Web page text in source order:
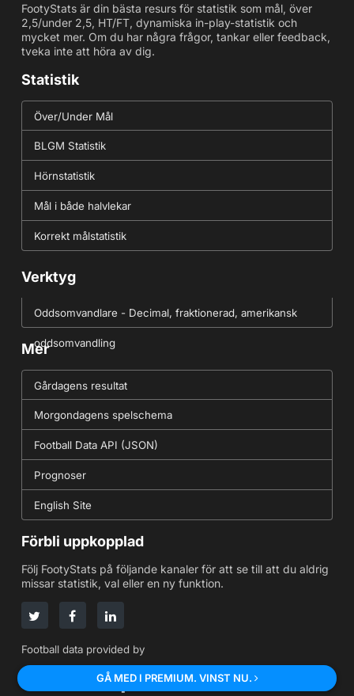
FootyStats är din bästa resurs för statistik som mål, över
2,5/under 2,5, HT/FT, dynamiska in-play-statistik och
mycket mer. Om du har några frågor, tankar eller feedback,
tveka inte att höra av dig.
Statistik
Över/Under Mål
BLGM Statistik
Hörnstatistik
Mål i både halvlekar
Korrekt målstatistik
Verktyg
Oddsomvandlare - Decimal, fraktionerad, amerikansk
oddsomvandling
Mer
Gårdagens resultat
Morgondagens spelschema
Football Data API (JSON)
Prognoser
English Site
Förbli uppkopplad
Följ FootyStats på följande kanaler för att se till att du aldrig
missar statistik, val eller en ny funktion.
Football data provided by
GÅ MED I PREMIUM. VINST NU.